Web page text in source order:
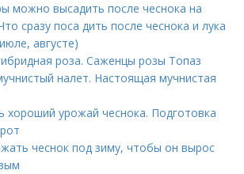
можно высадить после чеснока на
сразу поса дить после чеснока и лука
августе)
роза. Саженцы розы Топаз
налет. Настоящая мучнистая
хороший урожай чеснока. Подготовка
чеснок под зиму, чтобы он вырос